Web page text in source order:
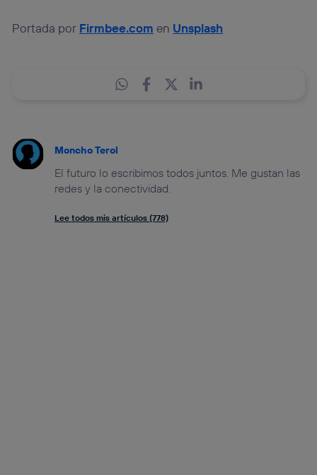
Portada por Firmbee.com en Unsplash
Moncho Terol
El futuro lo escribimos todos juntos. Me gustan las
redes y la conectividad.
Lee todos mis artículos (778)